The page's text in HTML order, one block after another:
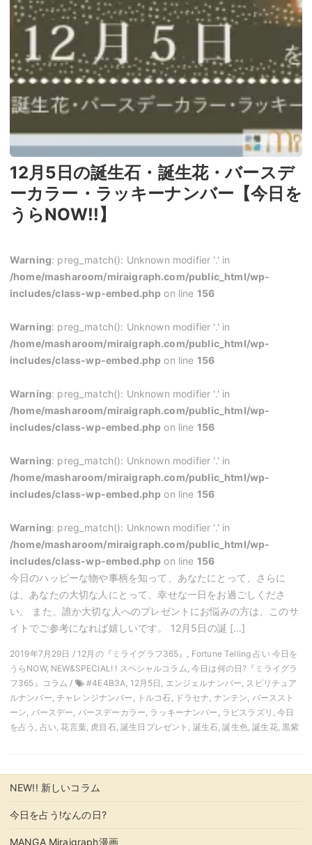
12月5日の誕生石・誕生花・バースデ
ーカラー・ラッキーナンバー【今日を
うらNOW!!】
Warning: preg_match(): Unknown modifier '.' in
/home/masharoom/miraigraph.com/public_html/wp-
includes/class-wp-embed.php on line 156
Warning: preg_match(): Unknown modifier '.' in
/home/masharoom/miraigraph.com/public_html/wp-
includes/class-wp-embed.php on line 156
Warning: preg_match(): Unknown modifier '.' in
/home/masharoom/miraigraph.com/public_html/wp-
includes/class-wp-embed.php on line 156
Warning: preg_match(): Unknown modifier '.' in
/home/masharoom/miraigraph.com/public_html/wp-
includes/class-wp-embed.php on line 156
Warning: preg_match(): Unknown modifier '.' in
/home/masharoom/miraigraph.com/public_html/wp-
includes/class-wp-embed.php on line 156
今日のハッピーな物や事柄を知って、あなたにとって、さらに
は、あなたの大切な人にとって、幸せな一日をお過ごしくださ
い。 また、誰か大切な人へのプレゼントにお悩みの方は、このサ
イトでご参考になれば嬉しいです。 12月5日の誕 […]
2019年7月29日 / 12月の『ミライグラフ365』, Fortune Telling 占い 今日を
うらNOW, NEW&SPECIAL! ! スペシャルコラム, 今日は何の日?『ミライグラ
フ365』コラム /
#4E4B3A, 12月5日, エンジェルナンバー, スピリチュア
ルナンバー, チャレンジナンバー, トルコ石, ドラセナ, ナンテン, バーススト
ーン, バースデー, バースデーカラー, ラッキーナンバー, ラピスラズリ, 今日
を占う, 占い, 花言葉, 虎目石, 誕生日プレゼント, 誕生石, 誕生色, 誕生花, 黒紫
NEW!! 新しいコラム
今日を占う!なんの日?
MANGA Miraigraph漫画